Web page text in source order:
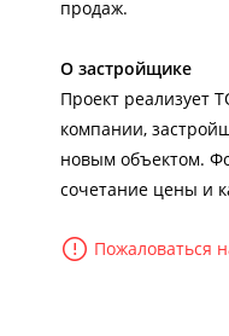
продаж.
О застройщике
Проект реализует
компании,
новым объектом.
сочетание цены и
Пожаловаться